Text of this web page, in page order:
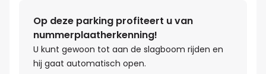
Op deze parking profiteert u van
nummerplaatherkenning!
U kunt gewoon tot aan de slagboom rijden en
hij gaat automatisch open.